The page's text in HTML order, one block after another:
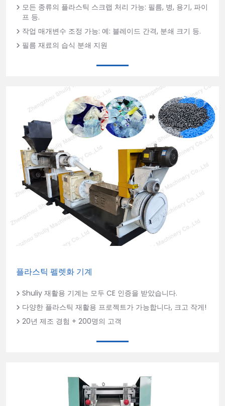
모든 종류의 플라스틱 스크랩 처리 가능: 필름, 병, 용기, 파이
프 등.
작업 매개변수 조정 가능: 예: 블레이드 간격, 분쇄 크기 등.
필름 재료의 습식 분쇄 지원
플라스틱 펠렛화 기계
Shuliy 재활용 기계는 모두 CE 인증을 받았습니다.
다양한 플라스틱 재활용 프로젝트가 가능합니다, 크고 작게!
20년 제조 경험 + 200명의 고객